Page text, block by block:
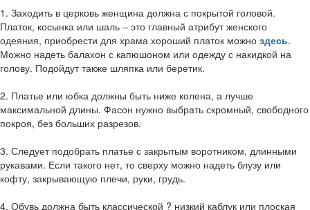
1. Заходить в церковь женщина должна с покрытой головой.
Платок, косынка или шаль – это главный атрибут женского
одеяния, приобрести для храма хороший платок можно здесь.
Можно надеть балахон с капюшоном или одежду с накидкой на
голову. Подойдут также шляпка или беретик.
2. Платье или юбка должны быть ниже колена, а лучше
максимальной длины. Фасон нужно выбрать скромный, свободного
покроя, без больших разрезов.
3. Следует подобрать платье с закрытым воротником, длинными
рукавами. Если такого нет, то сверху можно надеть блузу или
кофту, закрывающую плечи, руки, грудь.
4. Обувь должна быть классической ? низкий каблук или плоская